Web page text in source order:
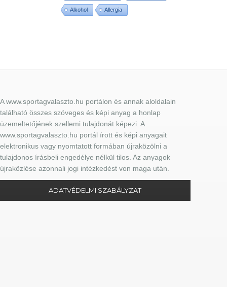
Alkohol Allergia
A www.sportagvalaszto.hu portálon és annak aloldalain
található összes szöveges és képi anyag a honlap
üzemeltetőjének szellemi tulajdonát képezi. A
www.sportagvalaszto.hu portál írott és képi anyagait
elektronikus vagy nyomtatott formában újraközölni a
tulajdonos írásbeli engedélye nélkül tilos. Az anyagok
újraközlése azonnali jogi intézkedést von maga után.
ADATVÉDELMI SZABÁLYZAT